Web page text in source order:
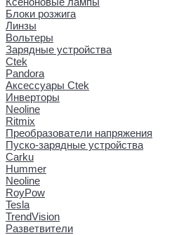
Блоки розжига
Линзы
Вольтеры
Зарядные устройства
Ctek
Pandora
Аксессуары Ctek
Инверторы
Neoline
Ritmix
Преобразователи напряжения
Пуско-зарядные устройства
Carku
Hummer
Neoline
RoyPow
Tesla
TrendVision
Разветвители